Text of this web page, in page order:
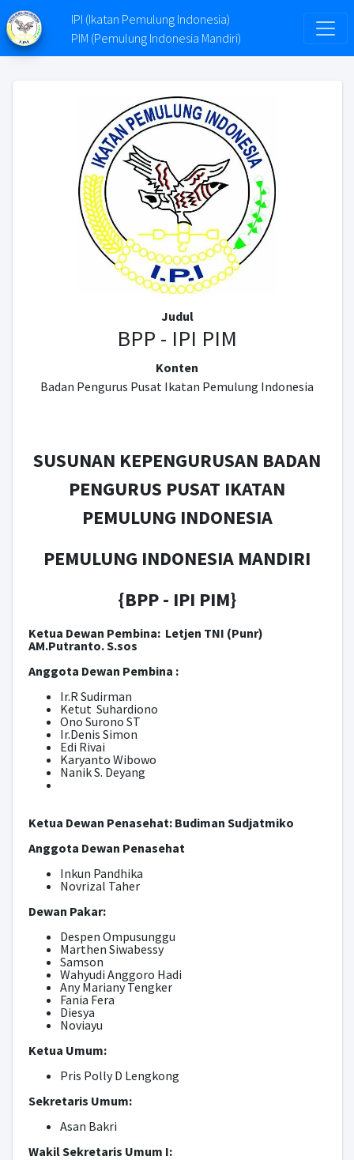
IPI (Ikatan Pemulung Indonesia)
PIM (Pemulung Indonesia Mandiri)
Judul
BPP - IPI PIM
Konten
Badan Pengurus Pusat Ikatan Pemulung Indonesia
SUSUNAN KEPENGURUSAN BADAN
PENGURUS PUSAT IKATAN
PEMULUNG INDONESIA
PEMULUNG INDONESIA MANDIRI
{BPP - IPI PIM}
Ketua Dewan Pembina: Letjen TNI (Punr)
AM.Putranto. S.sos
Anggota Dewan Pembina :
Ir.R Sudirman
Ketut Suhardiono
Ono Surono ST
Ir.Denis Simon
Edi Rivai
Karyanto Wibowo
Nanik S. Deyang
Ketua Dewan Penasehat: Budiman Sudjatmiko
Anggota Dewan Penasehat
Inkun Pandhika
Novrizal Taher
Dewan Pakar:
Despen Ompusunggu
Marthen Siwabessy
Samson
Wahyudi Anggoro Hadi
Any Mariany Tengker
Fania Fera
Diesya
Noviayu
Ketua Umum:
Pris Polly D Lengkong
Sekretaris Umum:
Asan Bakri
Wakil Sekretaris Umum I: